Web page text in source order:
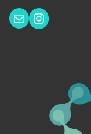
Correo electrónico
Instagram